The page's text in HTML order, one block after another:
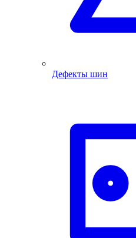
Дефекты шин